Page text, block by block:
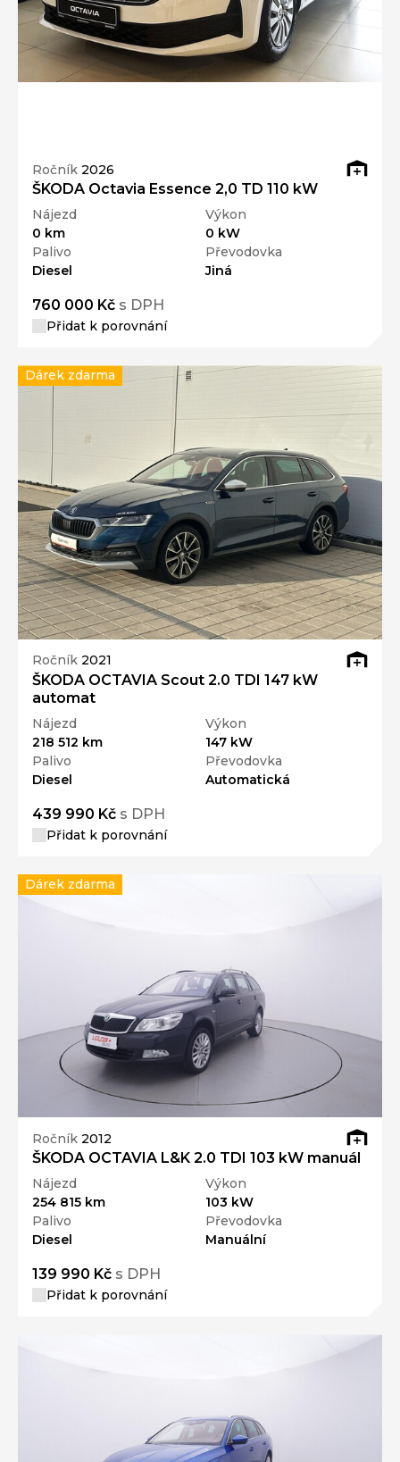
Ročník 2026
ŠKODA Octavia Essence 2,0 TD 110 kW
Nájezd
0 km
Výkon
0 kW
Palivo
Diesel
Převodovka
Jiná
760 000 Kč s DPH
Přidat k porovnání
Ročník 2021
ŠKODA OCTAVIA Scout 2.0 TDI 147 kW
automat
Nájezd
218 512 km
Výkon
147 kW
Palivo
Diesel
Převodovka
Automatická
439 990 Kč s DPH
Přidat k porovnání
Dárek zdarma
Ročník 2012
ŠKODA OCTAVIA L&K 2.0 TDI 103 kW manuál
Nájezd
254 815 km
Výkon
103 kW
Palivo
Diesel
Převodovka
Manuální
139 990 Kč s DPH
Přidat k porovnání
Dárek zdarma